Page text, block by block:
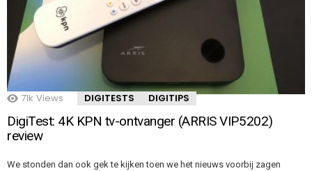
71k Views DIGITESTS DIGITIPS
DigiTest: 4K KPN tv-ontvanger (ARRIS VIP5202)
review
We stonden dan ook gek te kijken toen we het nieuws voorbij zagen